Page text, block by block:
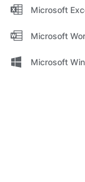
Microsoft
Microsoft
Microsoft